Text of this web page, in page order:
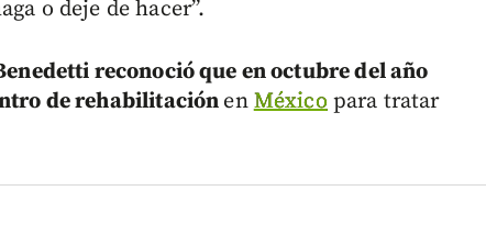
o deje de hacer”.
reconoció que en octubre del año
de rehabilitación enMéxicopara tratar